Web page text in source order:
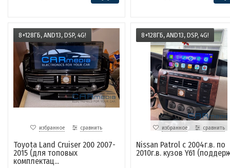
8+128ГБ, AND13, DSP, 4G!
избранное сравнить
Toyota Land Cruiser 200 2007-
2015 (для топовых
комплектац...
8+128ГБ, AND13, DSP, 4G!
избранное сравнить
Nissan Patrol c 2004г.в. по
2010г.в. кузов Y61